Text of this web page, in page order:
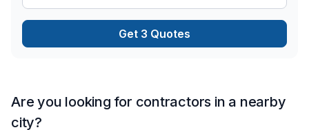
Get 3 Quotes
Are you looking for contractors in a nearby
city?